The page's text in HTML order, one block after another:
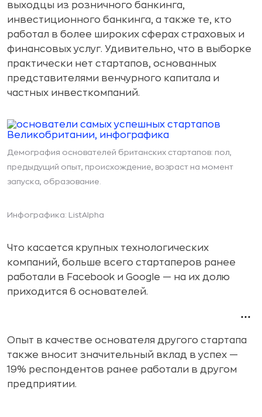
выходцы из розничного банкинга,
инвестиционного банкинга, а также те, кто
работал в более широких сферах страховых и
финансовых услуг. Удивительно, что в выборке
практически нет стартапов, основанных
представителями венчурного капитала и
частных инвесткомпаний.
Демография основателей британских стартапов: пол,
предыдущий опыт, происхождение, возраст на момент
запуска, образование.
Инфографика: ListAlpha
Что касается крупных технологических
компаний, больше всего стартаперов ранее
работали в Facebook и Google — на их долю
приходится 6 основателей.
Опыт в качестве основателя другого стартапа
также вносит значительный вклад в успех —
19% респондентов ранее работали в другом
предприятии.